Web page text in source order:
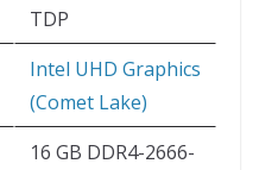
TDP
Intel UHD Graphics
(Comet Lake)
16 GB DDR4-2666-